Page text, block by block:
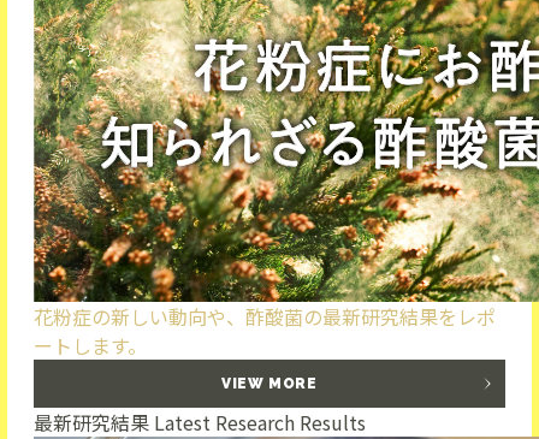
花粉症の新しい動向や、酢酸菌の最新研究結果をレポ
ートします。
VIEW MORE
最新研究結果 Latest Research Results